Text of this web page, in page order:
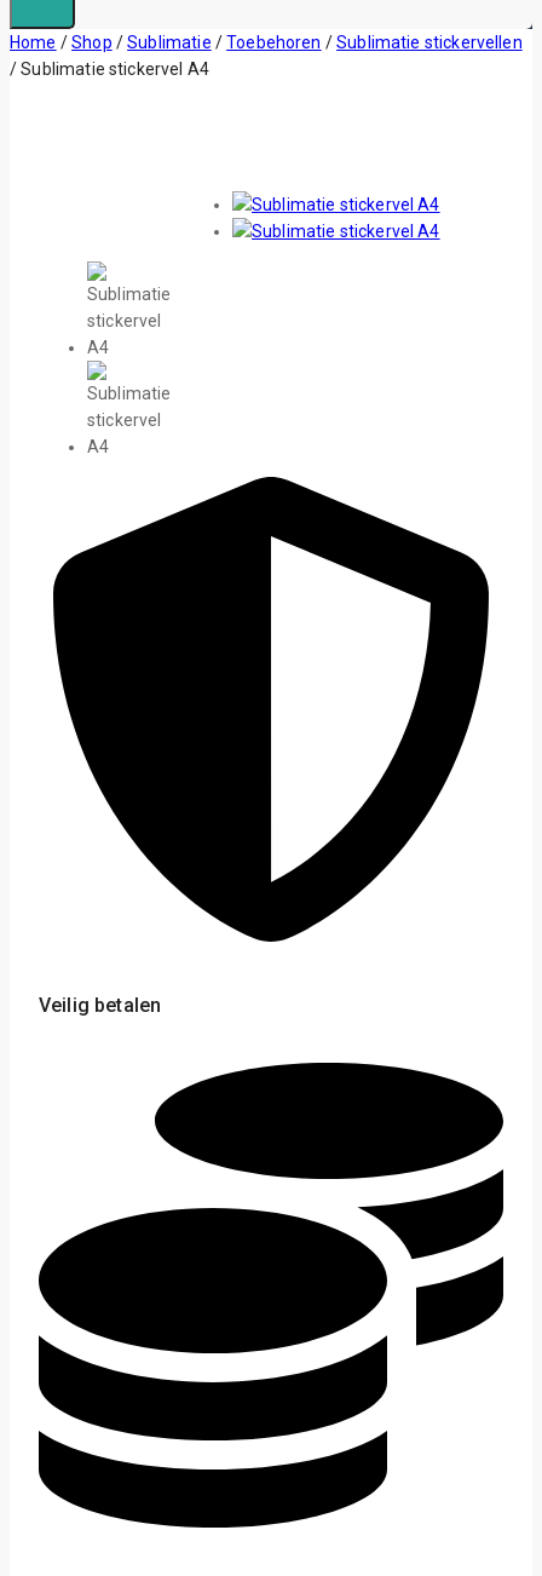
Home /Shop /Sublimatie /Toebehoren /Sublimatie stickervellen
/ Sublimatie stickervel A4
Veilig betalen